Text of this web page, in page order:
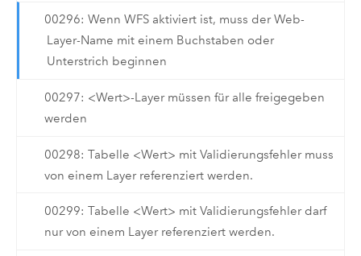
00296: Wenn WFS aktiviert ist, muss der Web-
Layer-Name mit einem Buchstaben oder
Unterstrich beginnen
00297: <Wert>-Layer müssen für alle freigegeben
werden
00298: Tabelle <Wert> mit Validierungsfehler muss
von einem Layer referenziert werden.
00299: Tabelle <Wert> mit Validierungsfehler darf
nur von einem Layer referenziert werden.